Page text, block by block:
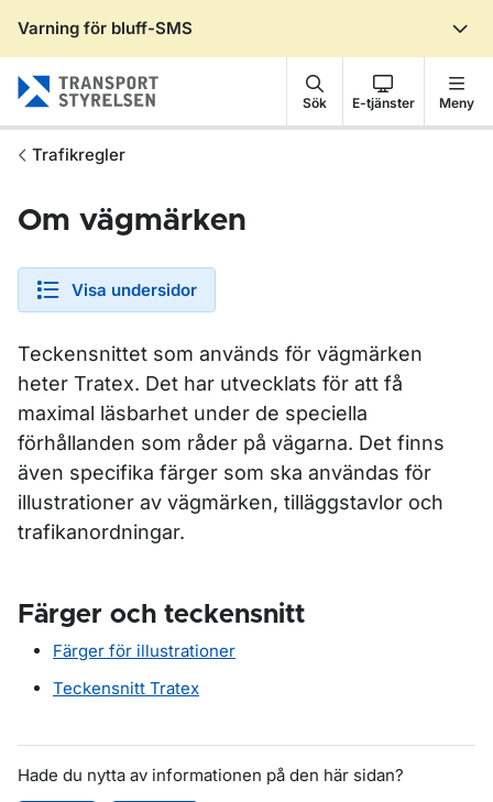
Varning för bluff-SMS
Sök E-tjänster Meny
Trafikregler
Om vägmärken
Visa undersidor
Teckensnittet som används för vägmärken
heter Tratex. Det har utvecklats för att få
maximal läsbarhet under de speciella
förhållanden som råder på vägarna. Det finns
även specifika färger som ska användas för
illustrationer av vägmärken, tilläggstavlor och
trafikanordningar.
Färger och teckensnitt
Färger för illustrationer
Teckensnitt Tratex
Hade du nytta av informationen på den här sidan?